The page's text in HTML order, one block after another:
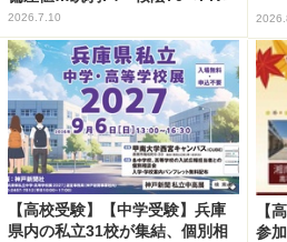
2026.7.10
【高校受験】【中学受験】兵庫
県内の私立31校が集結、個別相
【
参